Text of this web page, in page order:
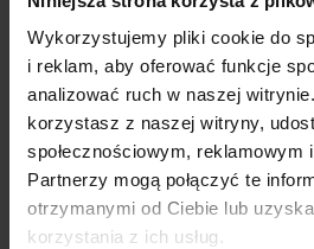
Wykorzystujemy pliki cookie do
i reklam, aby oferować funkcje
analizować ruch w naszej
korzystasz z naszej witryny,
społecznościowym, reklamowym
Partnerzy mogą połączyć te
otrzymanymi od Ciebie lub
korzystania z ich usług.
Dlaczego
nowo powstałych inwestycji,
korekty rozliczeń w celu
oszczędności podatkowych:
farmy wiatrowe;
instalacje fotowoltaiczne;
centra handlowe;
kompleksy biurowo-
wieżowce biurowe;